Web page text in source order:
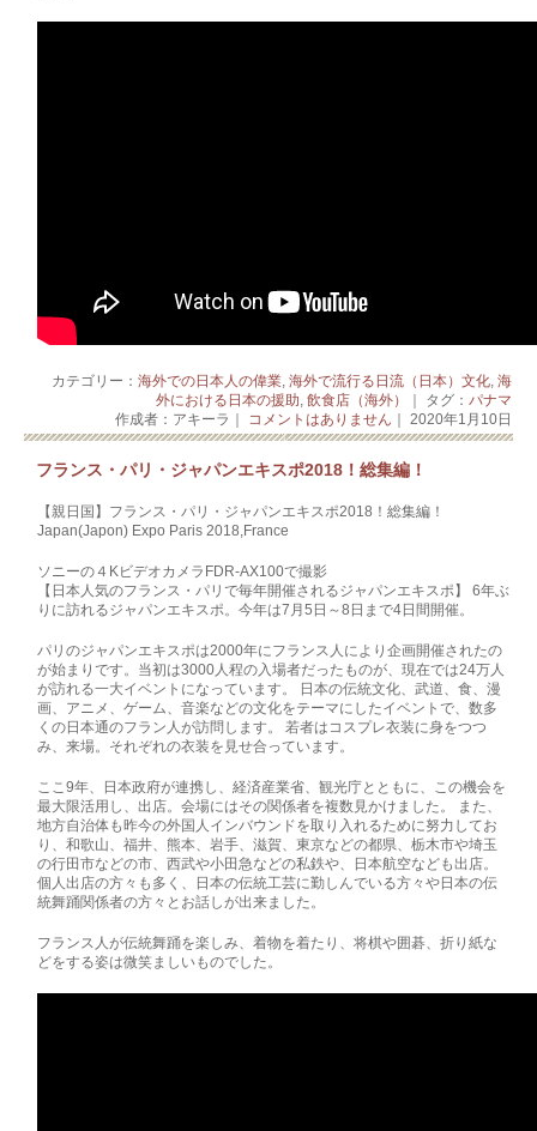
カテゴリー： 海外での日本人の偉業, 海外で流行る日流（日本）文化, 海
外における日本の援助 飲食店（海外） ｜ タグ： パナマ
作成者：アキーラ｜
コメントはありません ｜ 2020年1月10日
フランス・パリ・ジャパンエキスポ2018！総集編！
【親日国】フランス・パリ・ジャパンエキスポ2018！総集編！
Japan(Japon) Expo Paris 2018,France
ソニーの４KビデオカメラFDR-AX100で撮影
【日本人気のフランス・パリで毎年開催されるジャパンエキスポ】 6年ぶ
りに訪れるジャパンエキスポ。今年は7月5日～8日まで4日間開催。
パリのジャパンエキスポは2000年にフランス人により企画開催されたの
が始まりです。当初は3000人程の入場者だったものが、現在では24万人
が訪れる一大イベントになっています。 日本の伝統文化、武道、食、漫
画、アニメ、ゲーム、音楽などの文化をテーマにしたイベントで、数多
くの日本通のフラン人が訪問します。 若者はコスプレ衣装に身をつつ
み、来場。それぞれの衣装を見せ合っています。
ここ9年、日本政府が連携し、経済産業省、観光庁とともに、この機会を
最大限活用し、出店。会場にはその関係者を複数見かけました。 また、
地方自治体も昨今の外国人インバウンドを取り入れるために努力してお
り、和歌山、福井、熊本、岩手、滋賀、東京などの都県、栃木市や埼玉
の行田市などの市、西武や小田急などの私鉄や、日本航空なども出店。
個人出店の方々も多く、日本の伝統工芸に勤しんでいる方々や日本の伝
統舞踊関係者の方々とお話しが出来ました。
フランス人が伝統舞踊を楽しみ、着物を着たり、将棋や囲碁、折り紙な
どをする姿は微笑ましいものでした。